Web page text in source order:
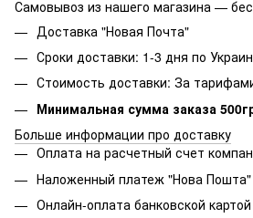
Самовывоз из нашего магазина —
Доставка "Новая Почта"
Сроки доставки: 1-3 дня по
Стоимость доставки: За
Минимальная сумма заказа
Больше информации про доставку
Оплата на расчетный счет
Наложенный платеж "Нова Пошта"
Онлайн-оплата банковской